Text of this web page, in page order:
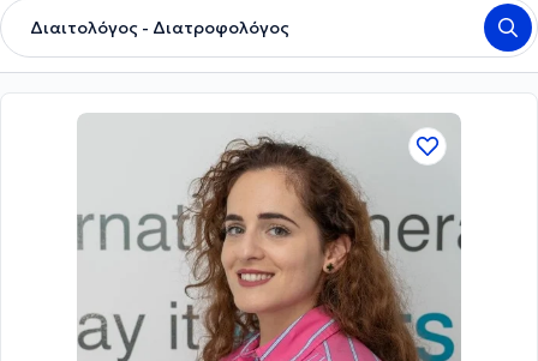
Διαιτολόγος - Διατροφολόγος